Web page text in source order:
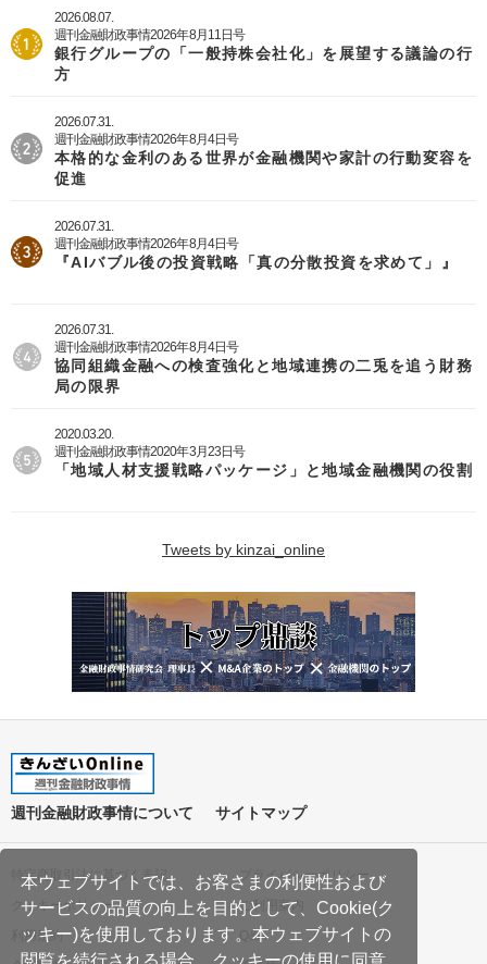
本ウェブサイトでは、お客さまの利便性および
サービスの品質の向上を目的として、Cookie(ク
ッキー)を使用しております。本ウェブサイトの
閲覧を続行される場合、クッキーの使用に同意
2026.08.07.
週刊金融財政事情2026年8月11日号
銀行グループの「一般持株会社化」を展望する議論の行
方
2026.07.31.
週刊金融財政事情2026年8月4日号
本格的な金利のある世界が金融機関や家計の行動変容を
促進
2026.07.31.
週刊金融財政事情2026年8月4日号
『AIバブル後の投資戦略「真の分散投資を求めて」』
2026.07.31.
週刊金融財政事情2026年8月4日号
協同組織金融への検査強化と地域連携の二兎を追う財務
局の限界
2020.03.20.
週刊金融財政事情2020年3月23日号
「地域人材支援戦略パッケージ」と地域金融機関の役割
Tweets by kinzai_online
週刊金融財政事情について サイトマップ
特定商取引法に基づく表記
プライバシーポリシー
クッキーポリシー
ご利用案内
利用規約
Q&A